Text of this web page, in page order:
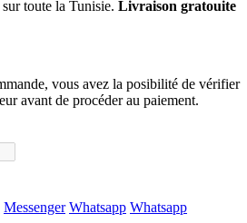
toute la Tunisie. Livraison gratouite
vous avez la posibilité de vérifier
avant de procéder au paiement.
Messenger Whatsapp Whatsapp